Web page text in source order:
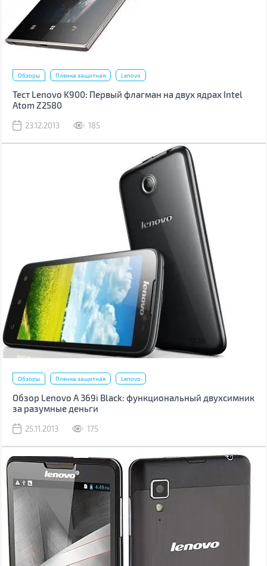
Обзоры Пленка защитная Lenovo
Тест Lenovo K900: Первый флагман на двух ядрах Intel
Atom Z2580
23.12.2013 185
Обзоры Пленка защитная Lenovo
Обзор Lenovo A 369i Black: функциональный двухсимник
за разумные деньги
25.11.2013 175